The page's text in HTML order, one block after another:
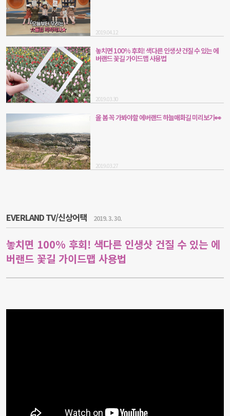
2019.04.12
놓치면 100% 후회! 색다른 인생샷 건질 수 있는 에
버랜드 꽃길 가이드맵 사용법
2019.03.30
올 봄 꼭 가봐야할 에버랜드 하늘매화길 미리보기👀
2019.03.27
EVERLAND TV/신상어택 2019. 3. 30.
놓치면 100% 후회! 색다른 인생샷 건질 수 있는 에
버랜드 꽃길 가이드맵 사용법